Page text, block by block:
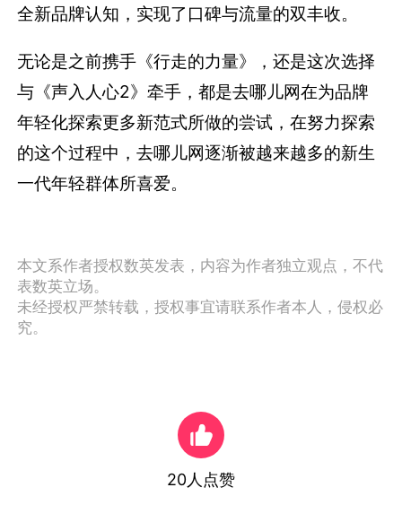
全新品牌认知，实现了口碑与流量的双丰收。
无论是之前携手《行走的力量》，还是这次选择
与《声入人心2》牵手，都是去哪儿网在为品牌
年轻化探索更多新范式所做的尝试，在努力探索
的这个过程中，去哪儿网逐渐被越来越多的新生
一代年轻群体所喜爱。
本文系作者授权数英发表，内容为作者独立观点，不代
表数英立场。
未经授权严禁转载，授权事宜请联系作者本人，侵权必
究。
20人点赞